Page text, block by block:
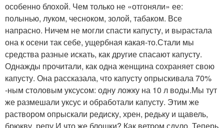
особенно блохой. Чем только не «отгоняли» ее:
полынью, луком, чесно­ком, золой, табаком. Все
напрасно. Ничем не могли спасти капусту, и вырастала
она к осени так себе, ущербная какая-то.Стали мы
средства разные искать, как другие спасают капу­сту.
Однажды прочитали, как одна женщина сохраняет свою
капусту. Она рассказала, что капусту опрыскивала 70%
-ным столовым уксусом: одну ложку на 10 л воды.Мы тут
же размешали уксус и обработали капусту. Этим же
раствором опрыскали редиску, хрен, редьку и щавель,